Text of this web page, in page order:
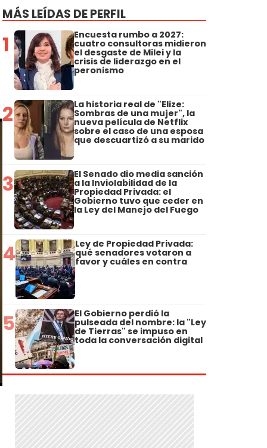
MÁS LEÍDAS DE PERFIL
1 Encuesta rumbo a 2027:
cuatro consultoras midieron
el desgaste de Milei y la
crisis de liderazgo en el
peronismo
2 La historia real de "Elize:
Sombras de una mujer", la
nueva película de Netflix
sobre el caso de una esposa
que descuartizó a su marido
3 El Senado dio media sanción
a la Inviolabilidad de la
Propiedad Privada: el
Gobierno tuvo que ceder en
la Ley del Manejo del Fuego
4 Ley de Propiedad Privada:
qué senadores votaron a
favor y cuáles en contra
5 El Gobierno perdió la
pulseada del nombre: la "Ley
de Tierras" se impuso en
toda la conversación digital